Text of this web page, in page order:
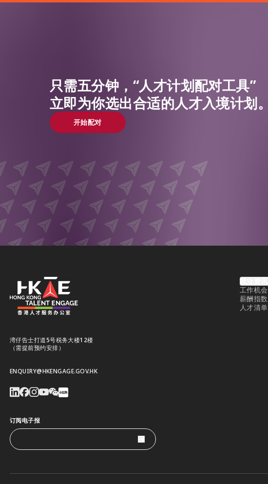
只需五分钟，“人才计划配对工具”
立即为你选出合适的人才入境计划。
开始配对
开始配对
湾仔告士打道5号税务大楼12楼
（需提前预约安排）
ENQUIRY@HKENGAGE.GOV.HK
订阅电子报
就业资讯
工作机会
薪酬指数
人才清单